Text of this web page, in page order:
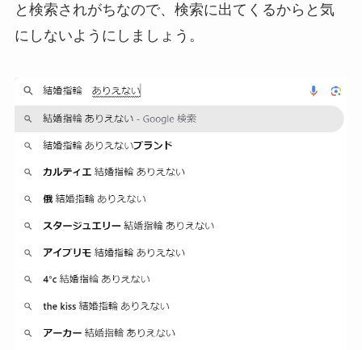
と検索されがちなので、検索に出てくるからと気
にしないようにしましょう。